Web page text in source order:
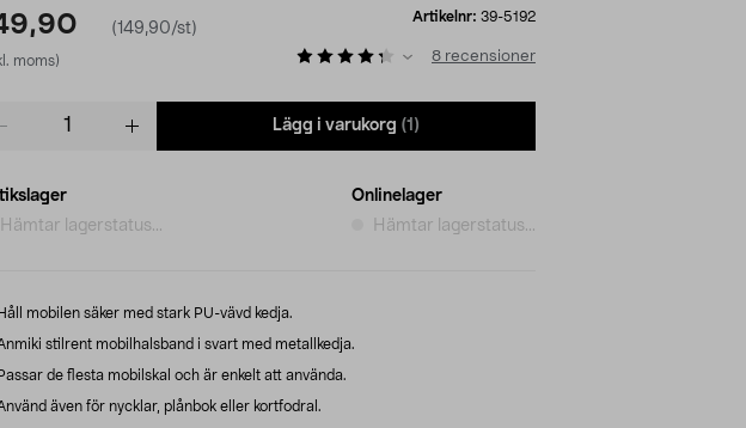
(149,90/st)
moms)
Artikelnr: 39-5192
8 recensioner
Lägg i varukorg (1)
Hämtar lagerstatus...
Onlinelager
Hämtar lagerstatus...
Håll mobilen säker med stark PU-vävd kedja.
stilrent mobilhalsband i svart med metallkedja.
Passar de flesta mobilskal och är enkelt att använda.
även för nycklar, plånbok eller kortfodral.